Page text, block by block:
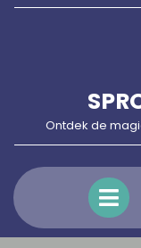
Skip
Ontdek de